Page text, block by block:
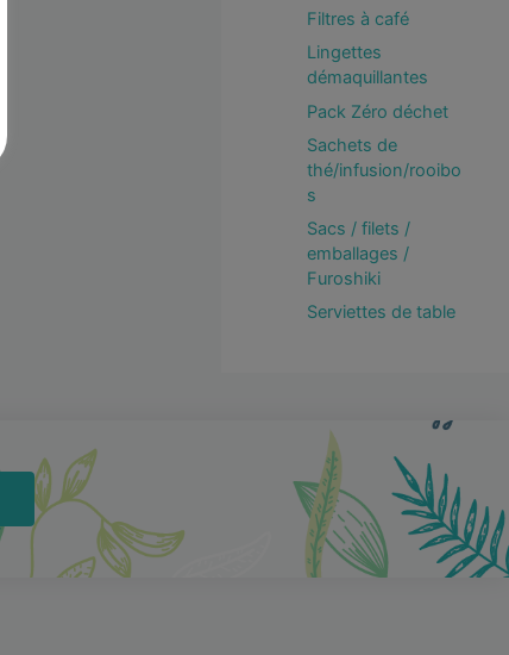
Filtres à café
Lingettes
démaquillantes
Pack Zéro déchet
Sachets de
thé/infusion/rooibo
s
Sacs / filets /
emballages /
Furoshiki
Serviettes de table